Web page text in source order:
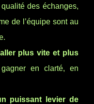
des échanges,
de l’équipe sont au
plus vite et plus
en clarté, en
puissant levier de